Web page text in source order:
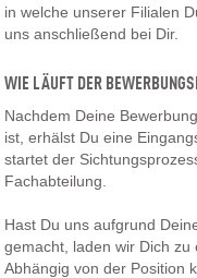
in welche unserer Filialen
uns anschließend bei Dir.
WIE LÄUFT DER
Nachdem Deine
ist, erhälst Du eine
startet der
Fachabteilung.
Hast Du uns aufgrund
gemacht, laden wir Dich zu
Abhängig von der Position